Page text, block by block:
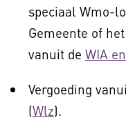
speciaal Wmo-
Gemeente of
vanuit de WIA
Vergoeding
(Wlz).